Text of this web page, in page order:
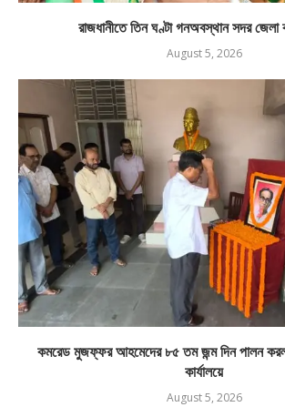
রাজধানীতে তিন ঘণ্টা গনঅবস্থান সদর জেলা
August 5, 2026
কমরেড মুজফ্ফর আহমেদের ৮৫ তম জন্ম দিন পালন
কার্যালয়ে
August 5, 2026